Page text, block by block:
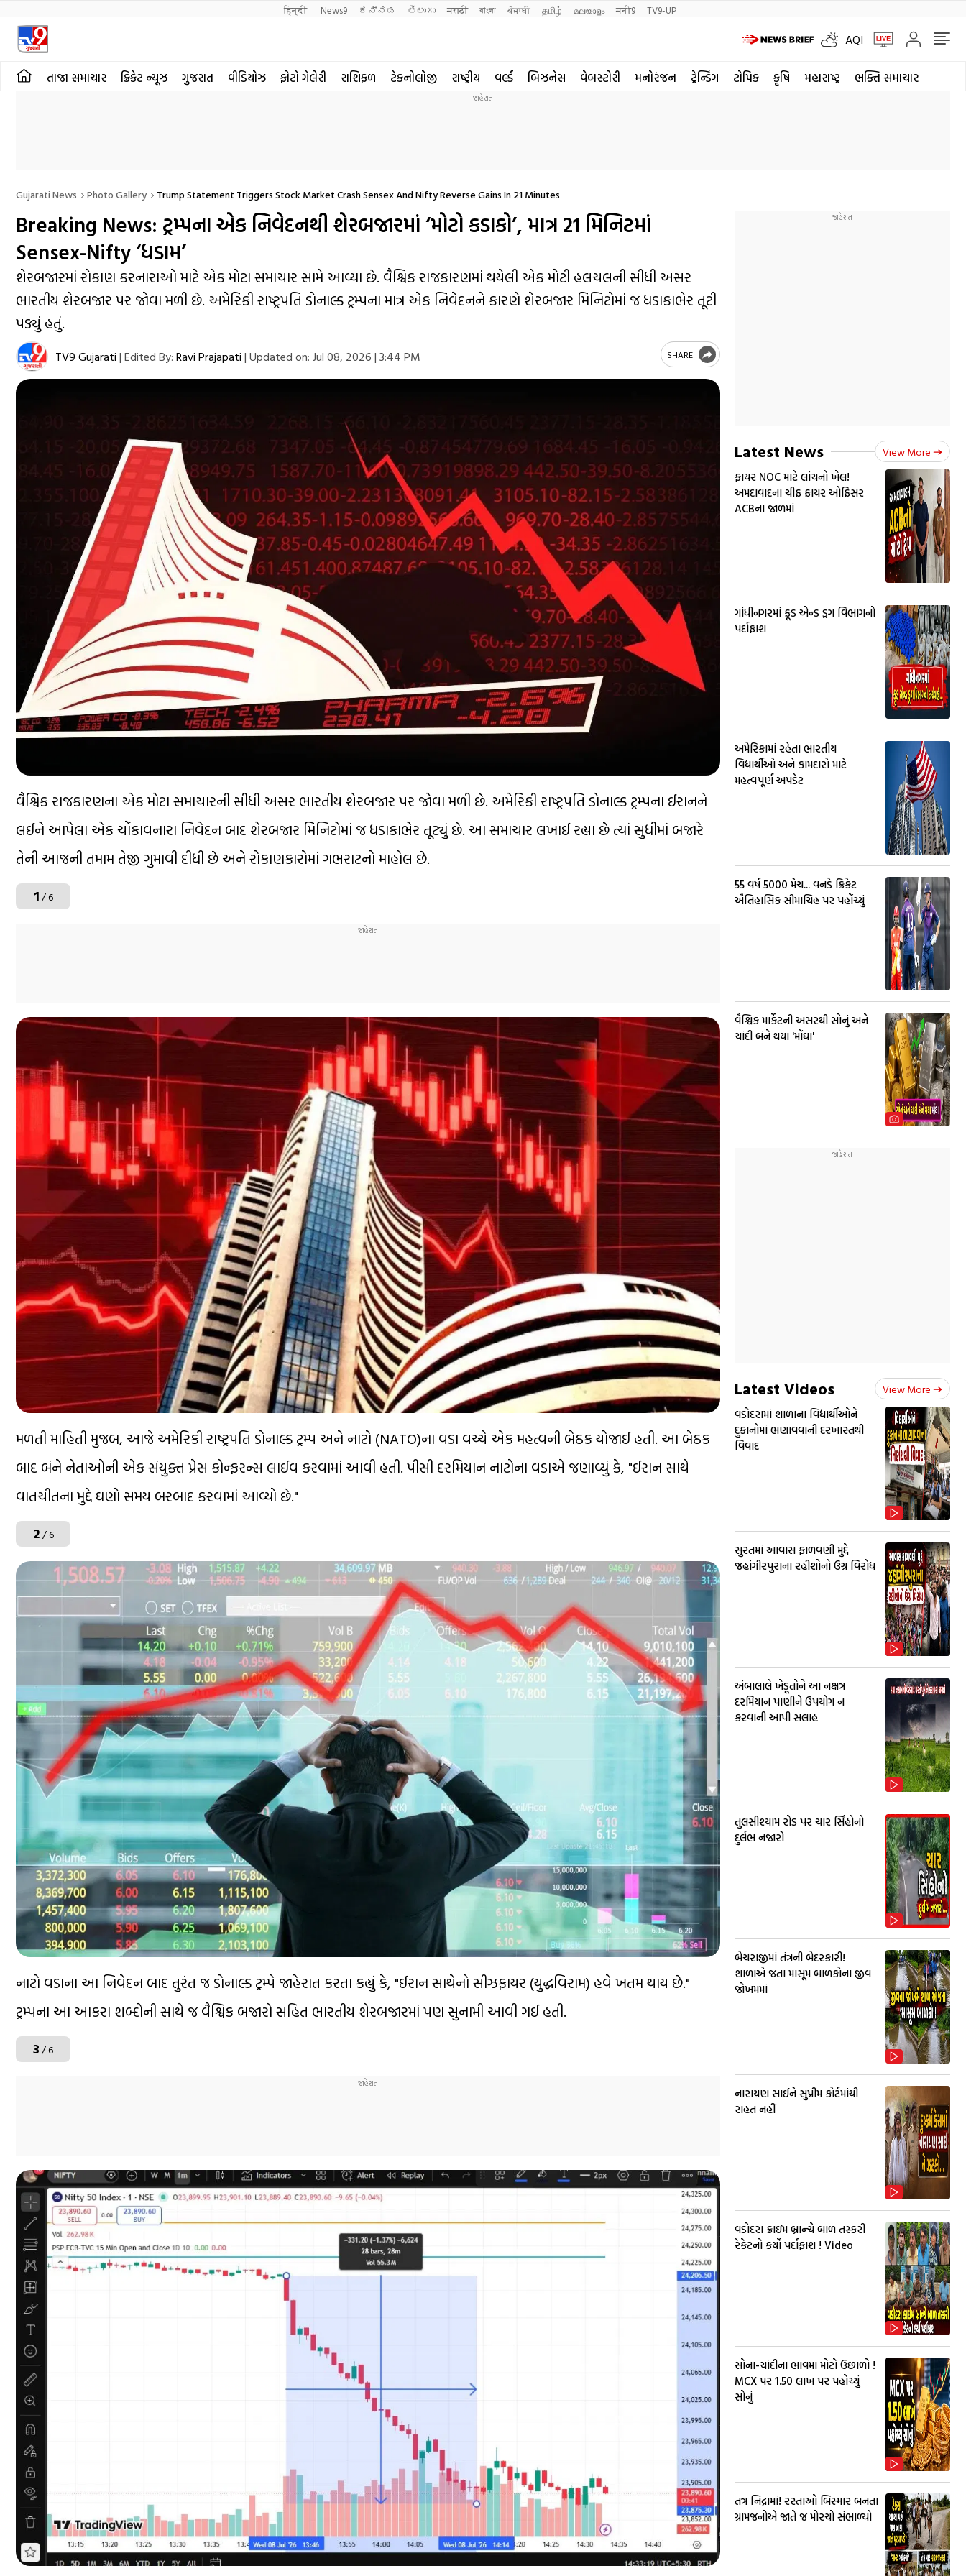
हिन्दी News9 ಕನ್ನಡ తెలుగు मराठी বাংলা ਪੰਜਾਬੀ தமிழ் മലയാളം मनी9 TV9-UP
AQI
તાજા સમાચાર ક્રિકેટ ન્યૂઝ ગુજરાત વીડિયોઝ ફોટો ગેલેરી રાશિફળ ટેકનોલોજી રાષ્ટ્રીય વર્લ્ડ બિઝનેસ વેબસ્ટોરી મનોરંજન ટ્રેન્ડિંગ ટોપિક કૃષિ મહારાષ્ટ્ર ભક્તિ સમાચાર
Gujarati News Photo Gallery Trump Statement Triggers Stock Market Crash Sensex And Nifty Reverse Gains In 21 Minutes
Breaking News: ટ્રમ્પના એક નિવેદનથી શેરબજારમાં ‘મોટો કડાકો’, માત્ર 21 મિનિટમાં
Sensex-Nifty ‘ધડામ’
શેરબજારમાં રોકાણ કરનારાઓ માટે એક મોટા સમાચાર સામે આવ્યા છે. વૈશ્વિક રાજકારણમાં થયેલી એક મોટી હલચલની સીધી અસર
ભારતીય શેરબજાર પર જોવા મળી છે. અમેરિકી રાષ્ટ્રપતિ ડોનાલ્ડ ટ્રમ્પના માત્ર એક નિવેદનને કારણે શેરબજાર મિનિટોમાં જ ધડાકાભેર તૂટી
પડ્યું હતું.
TV9 Gujarati | Edited By: Ravi Prajapati | Updated on: Jul 08, 2026 | 3:44 PM SHARE
વૈશ્વિક રાજકારણના એક મોટા સમાચારની સીધી અસર ભારતીય શેરબજાર પર જોવા મળી છે. અમેરિકી રાષ્ટ્રપતિ ડોનાલ્ડ ટ્રમ્પના ઈરાનને
લઈને આપેલા એક ચોંકાવનારા નિવેદન બાદ શેરબજાર મિનિટોમાં જ ધડાકાભેર તૂટ્યું છે. આ સમાચાર લખાઈ રહ્યા છે ત્યાં સુધીમાં બજારે
તેની આજની તમામ તેજી ગુમાવી દીધી છે અને રોકાણકારોમાં ગભરાટનો માહોલ છે.
1/ 6
મળતી માહિતી મુજબ, આજે અમેરિકી રાષ્ટ્રપતિ ડોનાલ્ડ ટ્રમ્પ અને નાટો (NATO)ના વડા વચ્ચે એક મહત્વની બેઠક યોજાઈ હતી. આ બેઠક
બાદ બંને નેતાઓની એક સંયુક્ત પ્રેસ કોન્ફરન્સ લાઈવ કરવામાં આવી હતી. પીસી દરમિયાન નાટોના વડાએ જણાવ્યું કે, "ઈરાન સાથે
વાતચીતના મુદ્દે ઘણો સમય બરબાદ કરવામાં આવ્યો છે."
2/ 6
નાટો વડાના આ નિવેદન બાદ તુરંત જ ડોનાલ્ડ ટ્રમ્પે જાહેરાત કરતા કહ્યું કે, "ઈરાન સાથેનો સીઝફાયર (યુદ્ધવિરામ) હવે ખતમ થાય છે."
ટ્રમ્પના આ આકરા શબ્દોની સાથે જ વૈશ્વિક બજારો સહિત ભારતીય શેરબજારમાં પણ સુનામી આવી ગઈ હતી.
3/ 6
Latest News View More
ફાયર NOC માટે લાંચનો ખેલ!
અમદાવાદના ચીફ ફાયર ઓફિસર
ACBના જાળમાં
ગાંધીનગરમાં ફૂડ એન્ડ ડ્રગ વિભાગનો
પર્દાફાશ
અમેરિકામાં રહેતા ભારતીય
વિદ્યાર્થીઓ અને કામદારો માટે
મહત્વપૂર્ણ અપડેટ
55 વર્ષ 5000 મેચ... વનડે ક્રિકેટ
ઐતિહાસિક સીમાચિહ્ન પર પહોંચ્યું
વૈશ્વિક માર્કેટની અસરથી સોનું અને
ચાંદી બંને થયા 'મોંઘા'
Latest Videos View More
વડોદરામાં શાળાના વિદ્યાર્થીઓને
દુકાનોમાં ભણાવવાની દરખાસ્તથી
વિવાદ
સુરતમાં આવાસ ફાળવણી મુદ્દે
જહાંગીરપુરાના રહીશોનો ઉગ્ર વિરોધ
અંબાલાલે ખેડૂતોને આ નક્ષત્ર
દરમિયાન પાણીને ઉપયોગ ન
કરવાની આપી સલાહ
તુલસીશ્યામ રોડ પર ચાર સિંહોનો
દુર્લભ નજારો
બેચરાજીમાં તંત્રની બેદરકારી!
શાળાએ જતા માસૂમ બાળકોના જીવ
જોખમમાં
નારાયણ સાઈને સુપ્રીમ કોર્ટમાંથી
રાહત નહીં
વડોદરા ક્રાઇમ બ્રાન્ચે બાળ તસ્કરી
રેકેટનો કર્યો પર્દાફાશ ! Video
સોના-ચાંદીના ભાવમાં મોટો ઉછાળો !
MCX પર ₹1.50 લાખ પર પહોચ્યું
સોનું
તંત્ર નિદ્રામાં! રસ્તાઓ બિસ્માર બનતા
ગ્રામજનોએ જાતે જ મોરચો સંભાળ્યો